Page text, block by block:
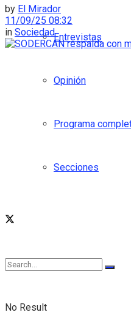
Entrevistas
Opinión
Programa
Secciones
No Result
by El Mirador
11/09/25 08:32
in Sociedad